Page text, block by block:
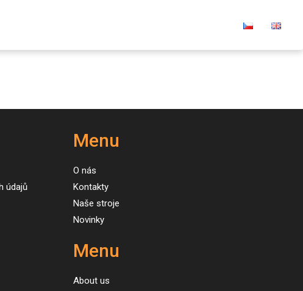
údajů
Menu
O nás
Kontakty
Naše stroje
Novinky
Menu
About us